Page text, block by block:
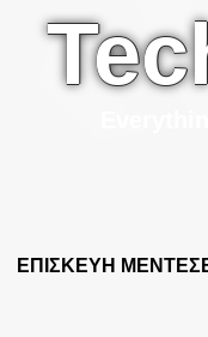
ΕΠΙΣΚΕΥΗ ΜΕΝΤΕΣΕ